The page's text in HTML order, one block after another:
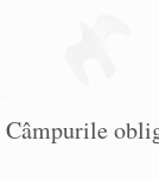
Câmpurile